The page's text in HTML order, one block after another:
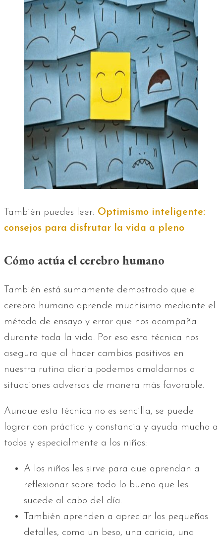
También puedes leer: Optimismo inteligente:
consejos para disfrutar la vida a pleno
Cómo actúa el cerebro humano
También está sumamente demostrado que el
cerebro humano aprende muchísimo mediante el
método de ensayo y error que nos acompaña
durante toda la vida. Por eso esta técnica nos
asegura que al hacer cambios positivos en
nuestra rutina diaria podemos amoldarnos a
situaciones adversas de manera más favorable.
Aunque esta técnica no es sencilla, se puede
lograr con práctica y constancia y ayuda mucho a
todos y especialmente a los niños:
A los niños les sirve para que aprendan a
reflexionar sobre todo lo bueno que les
sucede al cabo del día.
También aprenden a apreciar los pequeños
detalles, como un beso, una caricia, una